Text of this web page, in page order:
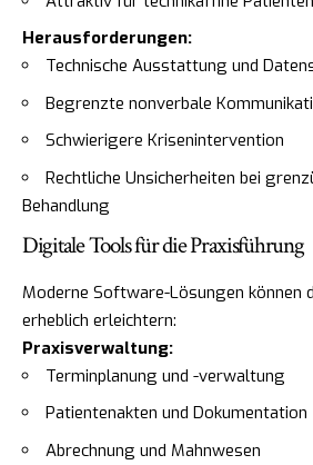
Herausforderungen:
Technische Ausstattung und
Begrenzte nonverbale
Schwierigere Krisenintervention
Rechtliche Unsicherheiten bei
Behandlung
Digitale Tools für die Praxisführung
Moderne Software-Lösungen können
erheblich erleichtern:
Praxisverwaltung:
Terminplanung und -verwaltung
Patientenakten und Dokumentation
Abrechnung und Mahnwesen